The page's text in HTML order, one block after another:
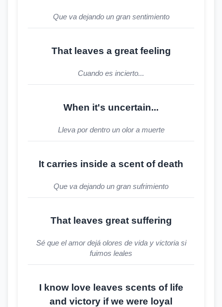
Que va dejando un gran sentimiento
That leaves a great feeling
Cuando es incierto...
When it's uncertain...
Lleva por dentro un olor a muerte
It carries inside a scent of death
Que va dejando un gran sufrimiento
That leaves great suffering
Sé que el amor dejá olores de vida y victoria si
fuimos leales
I know love leaves scents of life
and victory if we were loyal